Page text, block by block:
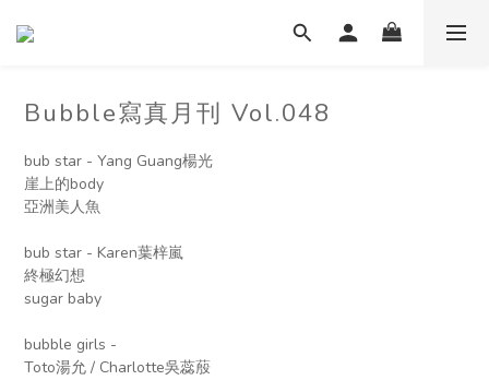
Bubble寫真月刊 Vol.048
bub star - Yang Guang楊光
崖上的body
亞洲美人魚
bub star - Karen葉梓嵐
終極幻想
sugar baby
bubble girls -
Toto湯允 / Charlotte吳蕊蒑